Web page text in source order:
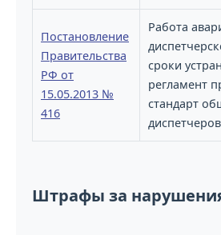
Постановление
Правительства
РФ от
15.05.2013 №
416
Работа
сроки
регламент
стандарт
диспетчеров
Штрафы за